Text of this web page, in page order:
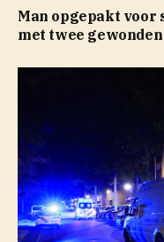
Man opgepakt
met twee gewonden